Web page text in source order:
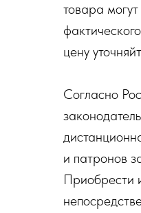
товара могут
цену
Согласно
и патронов
Приобрести